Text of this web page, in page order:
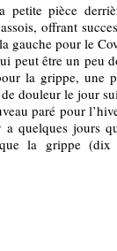
petite pièce
offrant
gauche pour le
peut être un peu
la grippe, une
douleur le jour
paré pour
quelques jours
la grippe